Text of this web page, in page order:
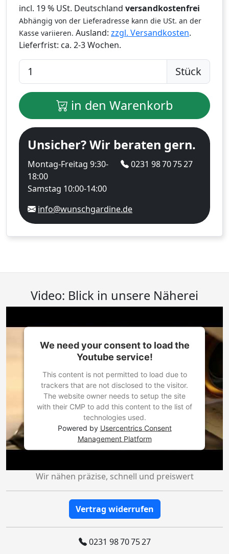
incl. 19 % USt. Deutschland versandkostenfrei
Abhängig von der Lieferadresse kann die USt. an der
Kasse variieren. Ausland: zzgl. Versandkosten.
Lieferfrist: ca. 2-3 Wochen.
Stück
in den Warenkorb
Unsicher? Wir beraten gern.
Montag-Freitag 9:30-
18:00
Samstag 10:00-14:00
0231 98 70 75 27
info@wunschgardine.de
Video: Blick in unsere Näherei
We need your consent to load the
Youtube service!
This content is not permitted to load due to
trackers that are not disclosed to the visitor.
The website owner needs to setup the site
with their CMP to add this content to the list of
technologies used.
Powered by Usercentrics Consent
Management Platform
Wir nähen präzise, schnell und preiswert
Vertrag widerrufen
0231 98 70 75 27